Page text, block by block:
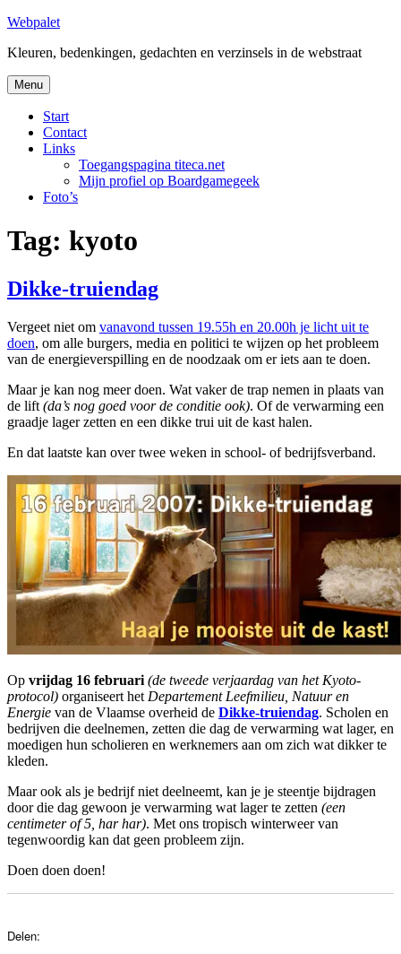
Skip
content
Webpalet
Kleuren, bedenkingen, gedachten en verzinsels in de webstraat
Menu
Start
Contact
Links
Toegangspagina titeca.net
Mijn profiel op Boardgamegeek
Foto’s
Tag: kyoto
Dikke-truiendag
Vergeet niet om vanavond tussen 19.55h en 20.00h je licht uit te
doen, om alle burgers, media en politici te wijzen op het probleem
van de energieverspilling en de noodzaak om er iets aan te doen.
Maar je kan nog meer doen. Wat vaker de trap nemen in plaats van
de lift (da’s nog goed voor de conditie ook). Of de verwarming een
graadje lager zetten en een dikke trui uit de kast halen.
En dat laatste kan over twee weken in school- of bedrijfsverband.
Op vrijdag 16 februari (de tweede verjaardag van het Kyoto-
protocol) organiseert het Departement Leefmilieu, Natuur en
Energie van de Vlaamse overheid de Dikke-truiendag. Scholen en
bedrijven die deelnemen, zetten die dag de verwarming wat lager, en
moedigen hun scholieren en werknemers aan om zich wat dikker te
kleden.
Maar ook als je bedrijf niet deelneemt, kan je je steentje bijdragen
door die dag gewoon je verwarming wat lager te zetten (een
centimeter of 5, har har). Met ons tropisch winterweer van
tegenwoordig kan dat geen probleem zijn.
Doen doen doen!
Delen: